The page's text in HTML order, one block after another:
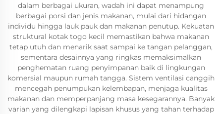
dalam berbagai ukuran, wadah ini dapat menampung
berbagai porsi dan jenis makanan, mulai dari hidangan
individu hingga lauk pauk dan makanan penutup. Kekuatan
struktural kotak togo kecil memastikan bahwa makanan
tetap utuh dan menarik saat sampai ke tangan pelanggan,
sementara desainnya yang ringkas memaksimalkan
penghematan ruang penyimpanan baik di lingkungan
komersial maupun rumah tangga. Sistem ventilasi canggih
mencegah penumpukan kelembapan, menjaga kualitas
makanan dan memperpanjang masa kesegarannya. Banyak
varian yang dilengkapi lapisan khusus yang tahan terhadap